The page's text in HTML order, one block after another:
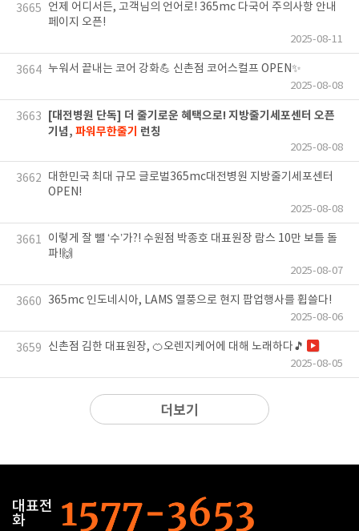
3665
언제 어디서든, 고객님의 언어로! 365mc 다국어 주의사항 안내
페이지 오픈!
2025-08-11
3664 누워서 끝내는 코어 강화💪 신촌점 코어스컬프 OPEN✨
2025-08-08
3663
[대전병원 단독] 더 줄기로운 혜택으로! 지방줄기세포센터 오픈
기념, 파워무한줄기 런칭
2025-08-08
3662
대한민국 최대 규모 글로벌365mc대전병원 지방줄기세포센터
OPEN!
2025-08-08
3661
이렇게 잘 뺄 ‘수’가?! 수원점 박종호 대표원장 람스 10만 보틀 돌
파!🙌
2025-08-07
3660 365mc 인도네시아, LAMS 열풍으로 현지 팝업행사를 휩쓸다!
2025-08-06
3659 신촌점 김한 대표원장, 🍊오렌지케어에 대해 노래하다🎵
2025-08-05
더보기
대표전
화